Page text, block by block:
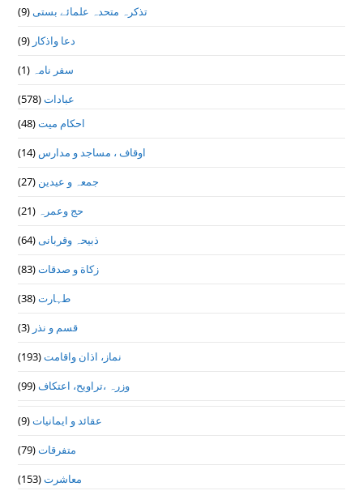
تذكرہ متحدہ علمائے بستى(9)
دعا واذكار (9)
سفر نامہ (1)
عبادات(578)
احکام میت(48)
اوقاف ، مساجد و مدارس (14)
جمعہ و عیدین (27)
حج وعمرہ (21)
ذبیحہ وقربانی(64)
زکاة و صدقات(83)
طہارت(38)
قسم و نذر (3)
نماز، اذان واقامت(193)
وزرہ ،تراويح، اعتكاف(99)
عقائد و ایمانیات(9)
متفرقات(79)
معاشرت(153)